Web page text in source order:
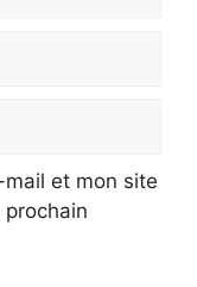
et mon site